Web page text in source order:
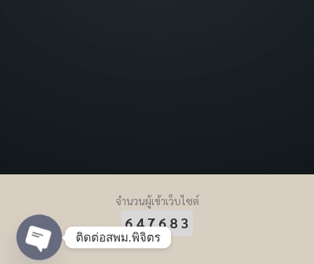
จำนวนผู้เข้าเว็บไซต์
647683
ติดต่อสพม.พิจิตร
Open chaty